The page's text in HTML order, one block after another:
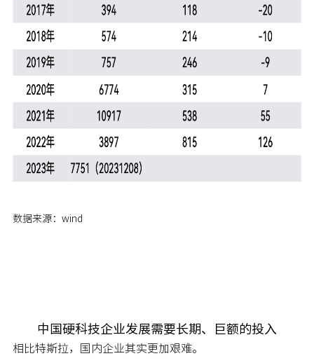
数据来源：wind
中国硬科技企业发展需要长期、巨额的投入
相比特斯拉，国内企业其实更加艰难。